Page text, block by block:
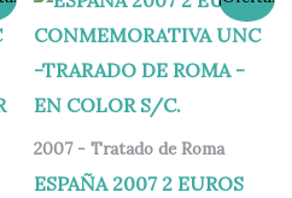
2007 - Tratado de Roma
ESPAÑA 2007 2 EUROS
precio
original
era:
16,00 €.
precio
actual
es:
13,95 €.